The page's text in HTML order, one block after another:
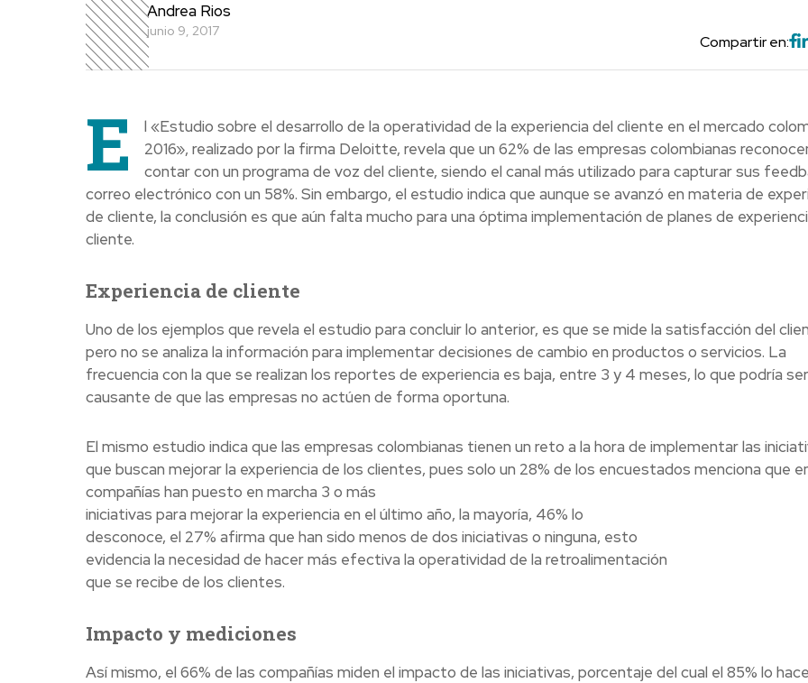
Andrea Rios
junio 9, 2017
Compartir en:
E
l «Estudio sobre el desarrollo de la operatividad de la experiencia del cliente en el mercado
2016», realizado por la firma Deloitte, revela que un 62% de las empresas colombianas
contar con un programa de voz del cliente, siendo el canal más utilizado para capturar sus
correo electrónico con un 58%. Sin embargo, el estudio indica que aunque se avanzó en materia de
de cliente, la conclusión es que aún falta mucho para una óptima implementación de planes de
cliente.
Experiencia de cliente
Uno de los ejemplos que revela el estudio para concluir lo anterior, es que se mide la satisfacción del
pero no se analiza la información para implementar decisiones de cambio en productos o servicios. La
frecuencia con la que se realizan los reportes de experiencia es baja, entre 3 y 4 meses, lo que podría ser
causante de que las empresas no actúen de forma oportuna.
El mismo estudio indica que las empresas colombianas tienen un reto a la hora de implementar las
que buscan mejorar la experiencia de los clientes, pues solo un 28% de los encuestados menciona que
compañías han puesto en marcha 3 o más
iniciativas para mejorar la experiencia en el último año, la mayoría, 46% lo
desconoce, el 27% afirma que han sido menos de dos iniciativas o ninguna, esto
evidencia la necesidad de hacer más efectiva la operatividad de la retroalimentación
que se recibe de los clientes.
Impacto y mediciones
Así mismo, el 66% de las compañías miden el impacto de las iniciativas, porcentaje del cual el 85% lo